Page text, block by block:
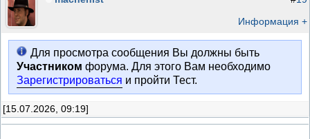
Информация +
Для просмотра сообщения Вы должны быть
Участником форума. Для этого Вам необходимо
Зарегистрироваться и пройти Тест.
[15.07.2026, 09:19]